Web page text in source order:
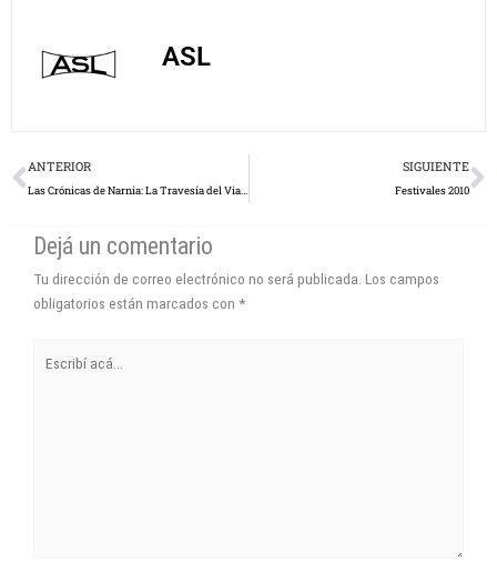
ASL
Prev
ANTERIOR
Las Crónicas de Narnia: La Travesía del Viajero del Alba 3D, Según Cecilia Tedesco
SIGUIENTE
Festivales 2010
Dejá un comentario
Tu dirección de correo electrónico no será publicada. Los campos
obligatorios están marcados con *
acá...